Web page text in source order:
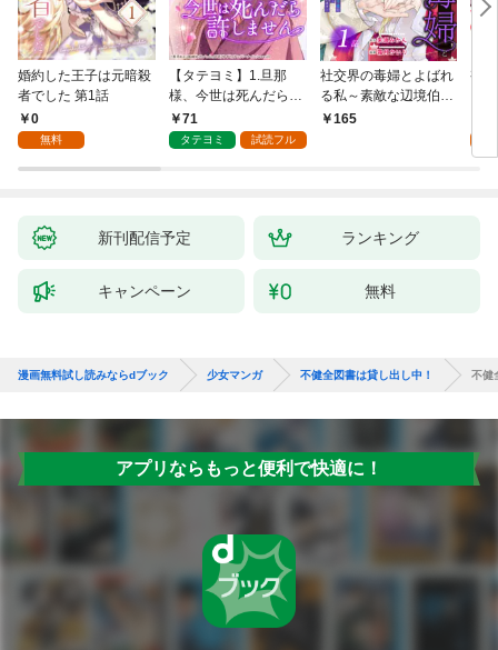
婚約した王子は元暗殺
者でした 第1話
0
無料
【タテヨミ】1.旦那
様、今世は死んだら許
しません
71
タテヨミ 試読フル
社交界の毒婦とよばれ
る私～素敵な辺境伯令
息に腕を折られたの
165
視
新刊配信予定 ランキング
キャンペーン 無料
漫画無料試し読みならdブック 少女マンガ 不健全図書は貸し出し中！ 不健
アプリならもっと便利で快適に！